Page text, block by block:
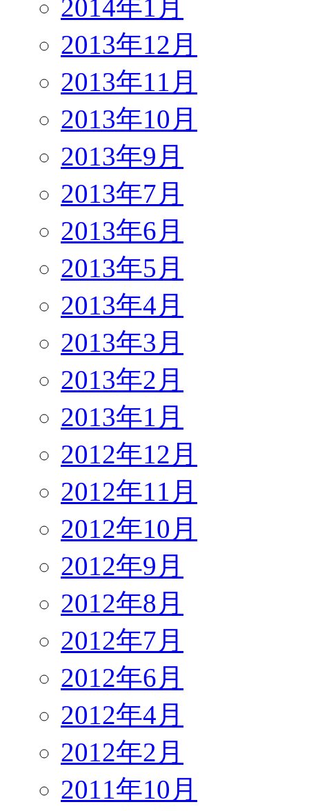
2014年1月
2013年12月
2013年11月
2013年10月
2013年9月
2013年7月
2013年6月
2013年5月
2013年4月
2013年3月
2013年2月
2013年1月
2012年12月
2012年11月
2012年10月
2012年9月
2012年8月
2012年7月
2012年6月
2012年4月
2012年2月
2011年10月